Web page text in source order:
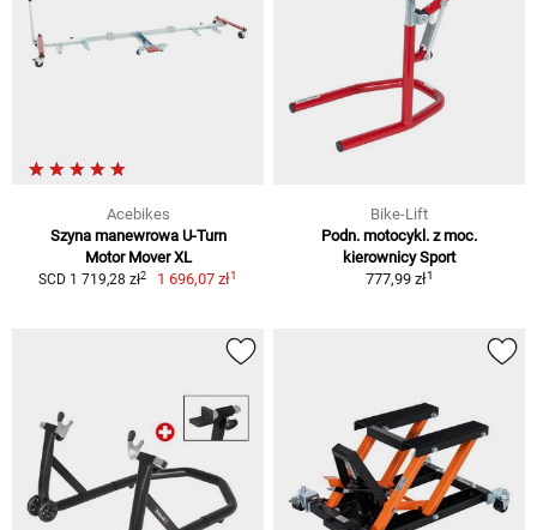
Acebikes
Szyna manewrowa U-Turn
Motor Mover XL
SCD 1 719,28 zł2 1 696,07 zł1
Bike-Lift
Podn. motocykl. z moc.
kierownicy Sport
777,99 zł1